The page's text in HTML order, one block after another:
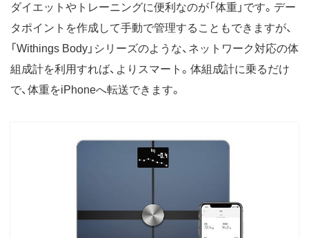
ダイエットやトレーニングに便利なのが「体重」です。デー
タポイントを作成して手動で管理することもできますが、
「Withings Body」シリーズのような、ネットワーク対応の体
組成計を利用すれば、よりスマート。体組成計に乗るだけ
で、体重をiPhoneへ転送できます。